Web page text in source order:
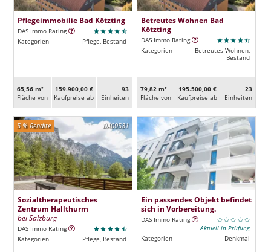
Pflegeimmobilie Bad Kötzting
DAS Immo Rating
Kategorien
Pflege, Bestand
65,56 m²
Fläche von
159.900,00 €
Kaufpreise ab
93
Ein­heiten
Betreutes Wohnen Bad
Kötzting
DAS Immo Rating
Kategorien
Betreutes Wohnen,
Bestand
79,82 m²
Fläche von
195.500,00 €
Kaufpreise ab
23
Ein­heiten
DA00581
5 % Rendite
Sozialtherapeutisches
Zentrum Hallthurm
bei Salzburg
DAS Immo Rating
Kategorien
Pflege, Bestand
Ein passendes Objekt befindet
sich in Vorbereitung.
DAS Immo Rating
Aktuell in Prüfung
Kategorien
Denkmal